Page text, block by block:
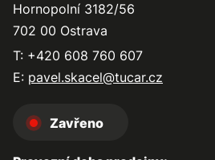
Hornopolní 3182/56
702 00 Ostrava
T: +420 608 760 607
E: pavel.skacel@tucar.cz
Zavřeno